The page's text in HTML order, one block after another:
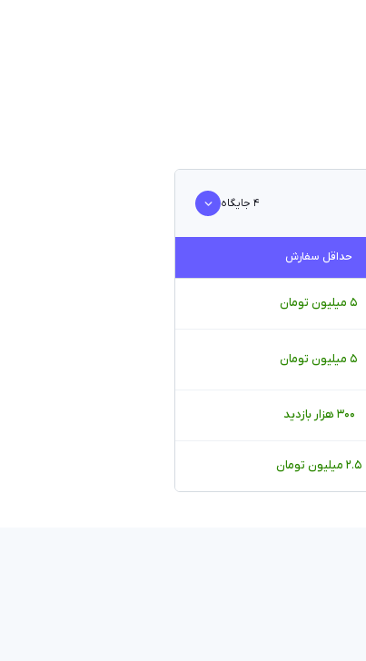
۴ جایگاه
حداقل سفارش
۵ میلیون تومان
۵ میلیون تومان
۳۰۰ هزار بازدید
۲.۵ میلیون تومان